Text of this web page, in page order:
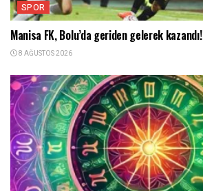
SPOR
Manisa FK, Bolu’da geriden gelerek kazandı!
8 AĞUSTOS 2026